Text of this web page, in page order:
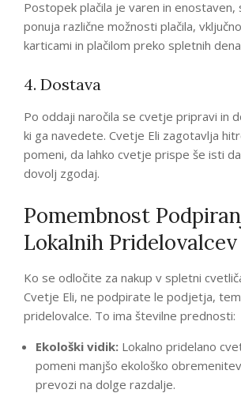
Postopek plačila je varen in enostaven,
ponuja različne možnosti plačila,
karticami in plačilom preko spletnih
4. Dostava
Po oddaji naročila se cvetje pripravi in
ki ga navedete. Cvetje Eli zagotavlja
pomeni, da lahko cvetje prispe še isti
dovolj zgodaj.
Pomembnost
Lokalnih Pridelovalcev
Ko se odločite za nakup v spletni
Cvetje Eli, ne podpirate le podjetja,
pridelovalce. To ima številne prednosti:
Ekološki vidik: Lokalno pridelano
pomeni manjšo ekološko
prevozi na dolge razdalje.